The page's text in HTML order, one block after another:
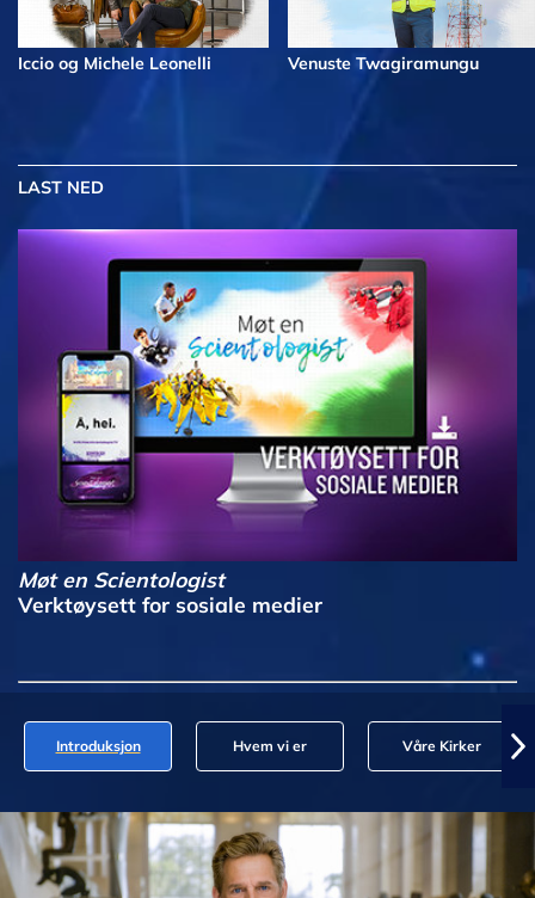
Iccio og Michele Leonelli Venuste Twagiramungu
LAST NED
Møt en Scientologist
Verktøysett for sosiale medier
Introduksjon Hvem vi er Våre Kirker